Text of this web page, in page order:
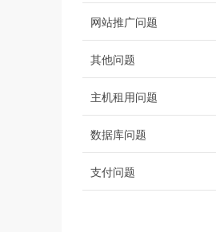
网站推广问题
其他问题
主机租用问题
数据库问题
支付问题